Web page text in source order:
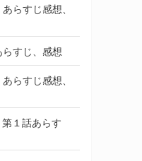
すじ感想、
すじ、感想
すじ感想、
１話あらす